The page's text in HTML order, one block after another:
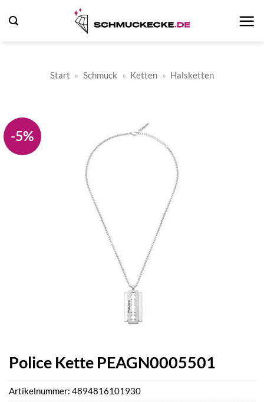
Inhalt
Start » Schmuck » Ketten » Halsketten
-5%
Police Kette PEAGN0005501
Artikelnummer: 4894816101930